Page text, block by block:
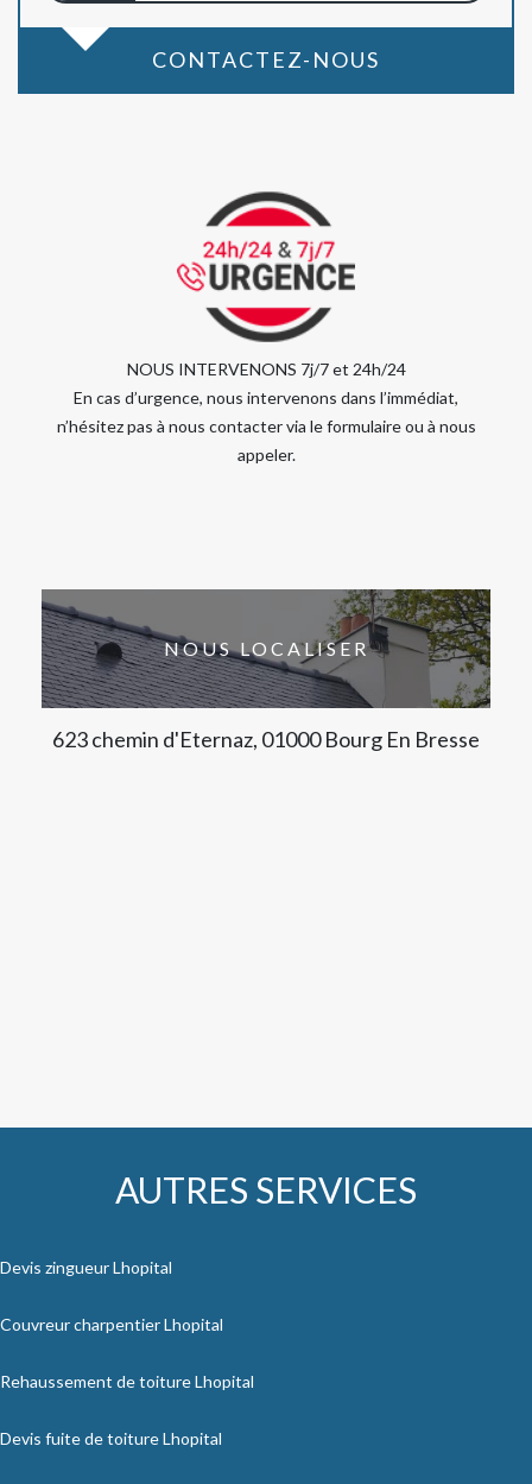
CONTACTEZ-NOUS
NOUS INTERVENONS 7j/7 et 24h/24
En cas d’urgence, nous intervenons dans l’immédiat,
n’hésitez pas à nous contacter via le formulaire ou à nous
appeler.
NOUS LOCALISER
623 chemin d'Eternaz, 01000 Bourg En Bresse
AUTRES SERVICES
Devis zingueur Lhopital
Couvreur charpentier Lhopital
Rehaussement de toiture Lhopital
Devis fuite de toiture Lhopital